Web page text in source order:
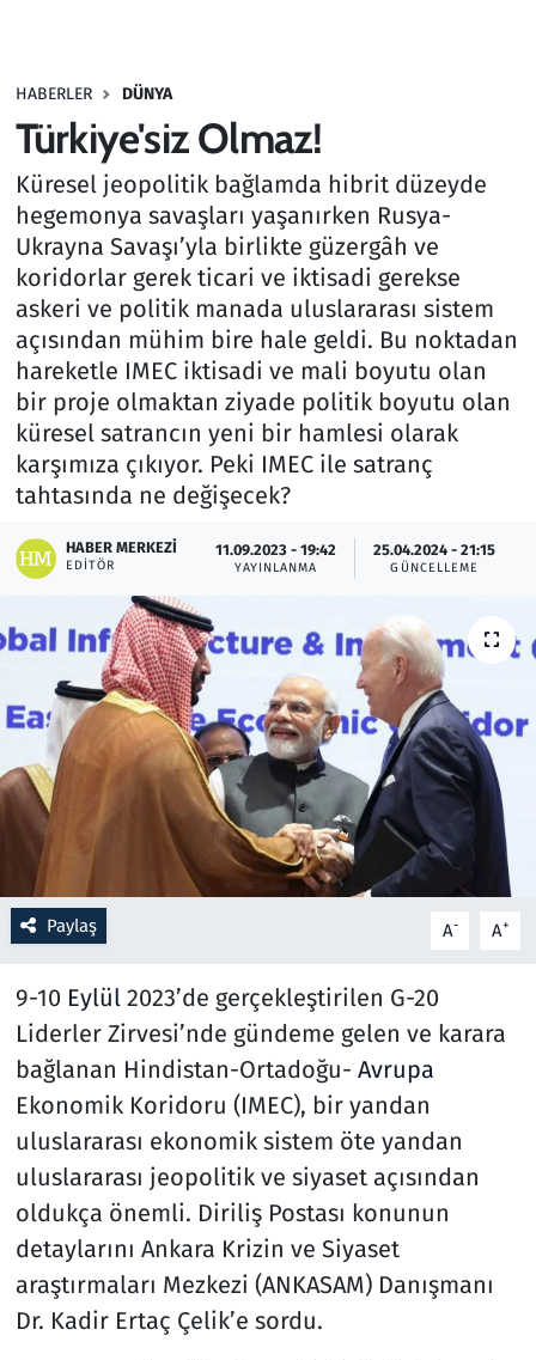
HABERLER DÜNYA
Türkiye'siz Olmaz!
Küresel jeopolitik bağlamda hibrit düzeyde
hegemonya savaşları yaşanırken Rusya-
Ukrayna Savaşı’yla birlikte güzergâh ve
koridorlar gerek ticari ve iktisadi gerekse
askeri ve politik manada uluslararası sistem
açısından mühim bire hale geldi. Bu noktadan
hareketle IMEC iktisadi ve mali boyutu olan
bir proje olmaktan ziyade politik boyutu olan
küresel satrancın yeni bir hamlesi olarak
karşımıza çıkıyor. Peki IMEC ile satranç
tahtasında ne değişecek?
HABER MERKEZI
EDITÖR
11.09.2023 - 19:42
YAYINLANMA
25.04.2024 - 21:15
GÜNCELLEME
Paylaş A- A+
9-10 Eylül 2023’de gerçekleştirilen G-20
Liderler Zirvesi’nde gündeme gelen ve karara
bağlanan Hindistan-Ortadoğu- Avrupa
Ekonomik Koridoru (IMEC), bir yandan
uluslararası ekonomik sistem öte yandan
uluslararası jeopolitik ve siyaset açısından
oldukça önemli. Diriliş Postası konunun
detaylarını Ankara Krizin ve Siyaset
araştırmaları Mezkezi (ANKASAM) Danışmanı
Dr. Kadir Ertaç Çelik’e sordu.
Haber
Kültür Sanat
Kurumsal Haberler
Lezzet Durağı
Memur ve Kamu
Otomobil
Oyun
Resmi İlanlar
Rüya Tabirleri
Sağlık
Savunma Sanayi
Seçim 2023
Spor
Televizyon